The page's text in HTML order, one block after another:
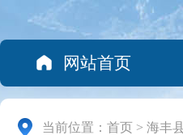
网站首页
当前位置： 首页 > 海丰